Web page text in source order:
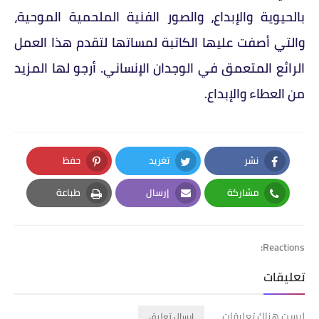
بالحيوية والإبداع، والصور الفنية الملحمية الموحية،
والتي أصفت عليها الكاتبة لمساتها لتقدم هذا العمل
الرائع المتعمق في الوجدان الإنساني. أرجو لها المزيد
من العطاء والإبداع.
نشر
Facebook
تغريد
Twitter
حفظ
Pinterest
مشاركة
Whatsapp
إرسال
Email
طباعة
Print
Reactions:
تعليقات